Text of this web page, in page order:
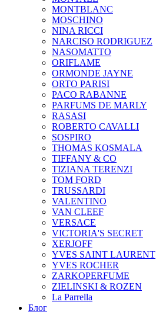
MONTBLANC
MOSCHINO
NINA RICCI
NARCISO RODRIGUEZ
NASOMATTO
ORIFLAME
ORMONDE JAYNE
ORTO PARISI
PACO RABANNE
PARFUMS DE MARLY
RASASI
ROBERTO CAVALLI
SOSPIRO
THOMAS KOSMALA
TIFFANY & CO
TIZIANA TERENZI
TOM FORD
TRUSSARDI
VALENTINO
VAN CLEEF
VERSACE
VICTORIA'S SECRET
XERJOFF
YVES SAINT LAURENT
YVES ROCHER
ZARKOPERFUME
ZIELINSKI & ROZEN
La Parrella
Блог